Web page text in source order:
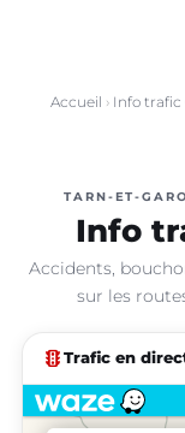
Accueil › Info trafic
TARN-ET-
Info
Accidents,
sur les
traffic Trafic en